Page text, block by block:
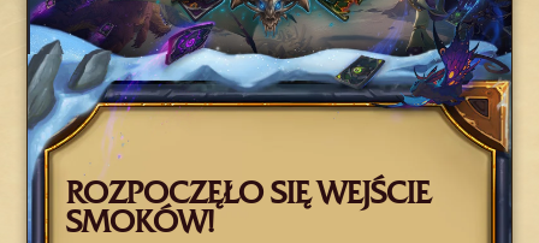
ROZPOCZĘŁO SIĘ WEJŚCIE
SMOKÓW!